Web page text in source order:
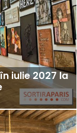
iulie 2027 la